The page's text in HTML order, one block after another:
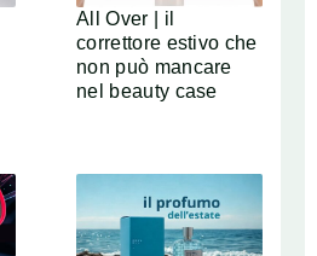
All Over | il
correttore estivo che
non può mancare
nel beauty case